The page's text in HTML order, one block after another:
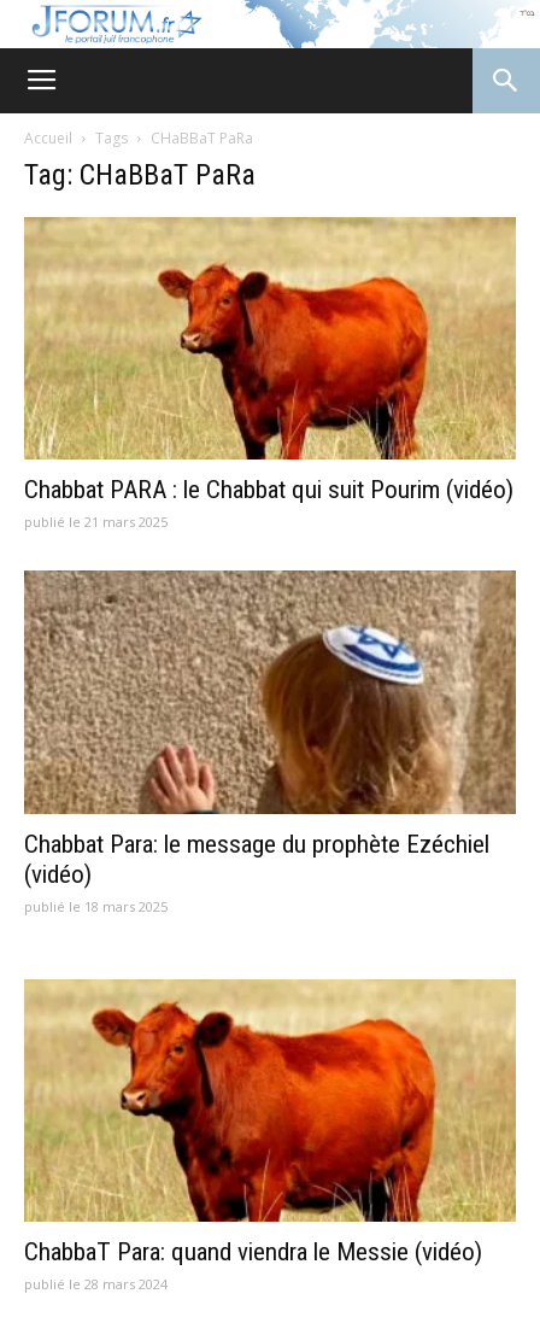
Accueil Tags CHaBBaT PaRa
Tag: CHaBBaT PaRa
Chabbat PARA : le Chabbat qui suit Pourim (vidéo)
publié le 21 mars 2025
Chabbat Para: le message du prophète Ezéchiel
(vidéo)
publié le 18 mars 2025
ChabbaT Para: quand viendra le Messie (vidéo)
publié le 28 mars 2024